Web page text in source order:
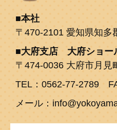
本社
〒470-2101 愛知県知多
大府支店 大府ショー
〒474-0036 大府市月見
TEL：0562-77-2789
メール：